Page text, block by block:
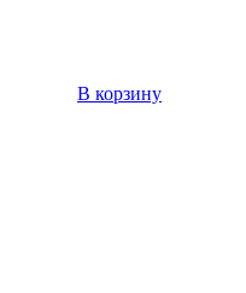
В корзину